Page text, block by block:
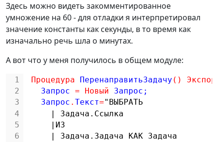
Здесь можно видеть закомментированное
умножение на 60 - для отладки я интерпретировал
значение константы как секунды, в то время как
изначально речь шла о минутах.
А вот что у меня получилось в общем модуле:
1
2
3
4
5
6
Процедура ПеренаправитьЗадачу ( )
Запрос = Новый
Запрос;
Запрос . Текст="ВЫБРАТЬ
| Задача.Ссылка
|ИЗ
| Задача.Задача КАК Задача